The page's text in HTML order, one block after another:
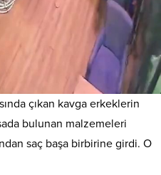
çıkan kavga erkeklerin
bulunan malzemeleri
saç başa birbirine girdi. O